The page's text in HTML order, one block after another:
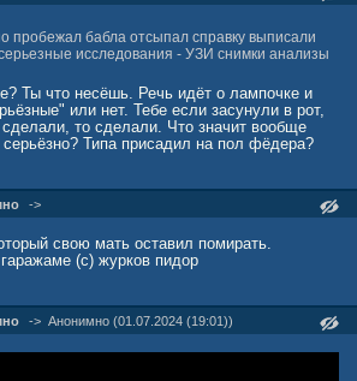
пробежал бабла отсыпал справку выписали
исследования - УЗИ снимки анализы
Ты что несёшь. Речь идёт о лампочке и
или нет. Тебе если засунули в рот,
сделали, то сделали. Что значит вообще
Типа присадил на пол фёдера?
->
свою мать оставил помирать.
(с) журков пидор
-> Анонимно (01.07.2024 (19:01))